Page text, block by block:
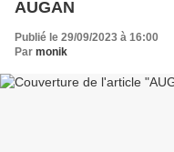
AUGAN
Publié le 29/09/2023 à 16:00
Par monik